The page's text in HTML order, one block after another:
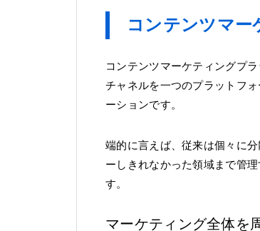
コンテンツマー
コンテンツマーケティングプ
チャネルを一つのプラットフ
ーションです。
端的に言えば、従来は個々に
ーしきれなかった領域まで管
す。
マーケティング全体を